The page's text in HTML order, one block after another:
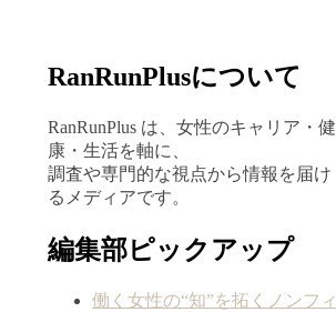
RanRunPlusについて
RanRunPlus は、女性のキャリア・健
康・生活を軸に、
調査や専門的な視点から情報を届け
るメディアです。
編集部ピックアップ
働く女性の“知”を拓くノンフィ